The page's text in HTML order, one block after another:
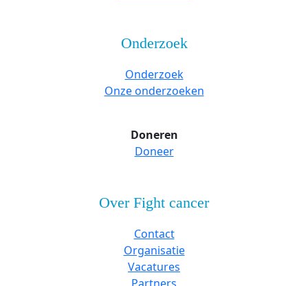
Onderzoek
Onderzoek
Onze onderzoeken
Doneren
Doneer
Over Fight cancer
Contact
Organisatie
Vacatures